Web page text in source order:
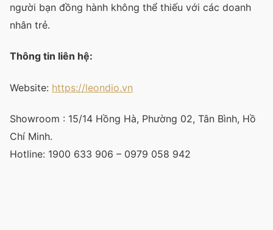
người bạn đồng hành không thể thiếu với các doanh
nhân trẻ.
Thông tin liên hệ:
Website: https://leondio.vn
Showroom : 15/14 Hồng Hà, Phường 02, Tân Bình, Hồ
Chí Minh.
Hotline: 1900 633 906 – 0979 058 942